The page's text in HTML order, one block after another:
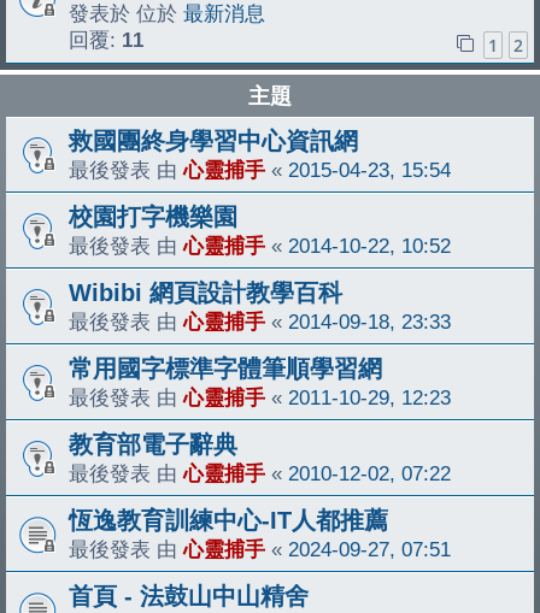
發表於 位於 最新消息
回覆: 11 1 2
主題
救國團終身學習中心資訊網
最後發表 由心靈捕手 « 2015-04-23, 15:54
校園打字機樂園
最後發表 由心靈捕手 « 2014-10-22, 10:52
Wibibi 網頁設計教學百科
最後發表 由心靈捕手 « 2014-09-18, 23:33
常用國字標準字體筆順學習網
最後發表 由心靈捕手 « 2011-10-29, 12:23
教育部電子辭典
最後發表 由心靈捕手 « 2010-12-02, 07:22
恆逸教育訓練中心-IT人都推薦
最後發表 由心靈捕手 « 2024-09-27, 07:51
首頁 - 法鼓山中山精舍